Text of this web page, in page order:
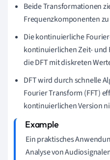
Beide Transformationen
Frequenzkomponenten
Die kontinuierliche
kontinuierlichen Zeit- und
die DFT mit diskreten
DFT wird durch schnelle
Fourier Transform (FFT)
kontinuierlichen Version
Ein praktisches
Analyse von